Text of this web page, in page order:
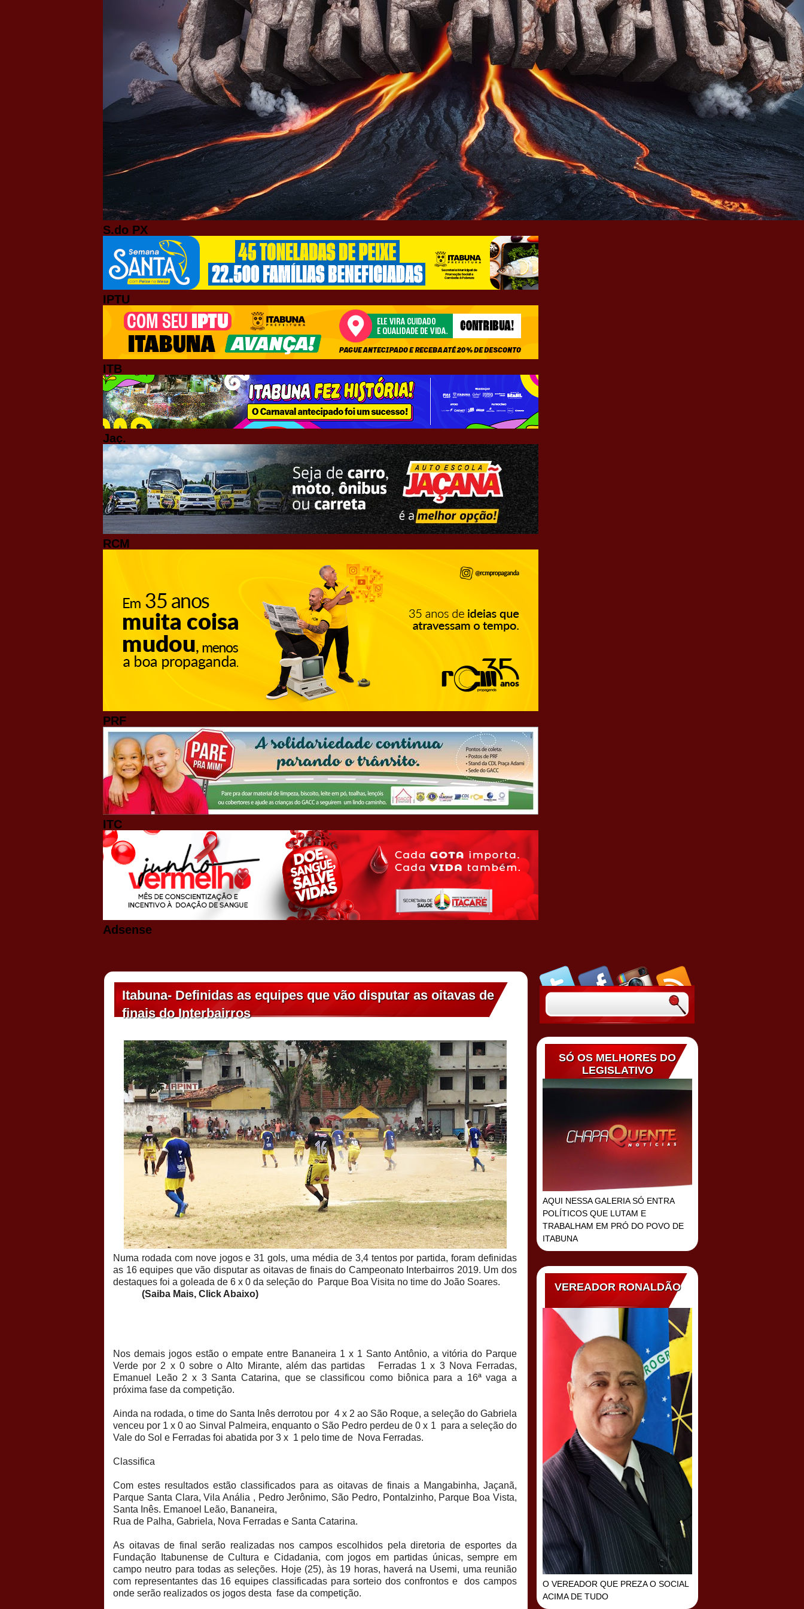
S.do PX
IPTU
ITB
Jaç.
RCM
PRF
ITC
Adsense
Itabuna- Definidas as equipes que vão disputar as oitavas de
finais do Interbairros
Numa rodada com nove jogos e 31 gols, uma média de 3,4 tentos por partida, foram definidas
as 16 equipes que vão disputar as oitavas de finais do Campeonato Interbairros 2019. Um dos
destaques foi a goleada de 6 x 0 da seleção do Parque Boa Visita no time do João Soares.
(Saiba Mais, Click Abaixo)
Nos demais jogos estão o empate entre Bananeira 1 x 1 Santo Antônio, a vitória do Parque
Verde por 2 x 0 sobre o Alto Mirante, além das partidas Ferradas 1 x 3 Nova Ferradas,
Emanuel Leão 2 x 3 Santa Catarina, que se classificou como biônica para a 16ª vaga a
próxima fase da competição.
Ainda na rodada, o time do Santa Inês derrotou por 4 x 2 ao São Roque, a seleção do Gabriela
venceu por 1 x 0 ao Sinval Palmeira, enquanto o São Pedro perdeu de 0 x 1 para a seleção do
Vale do Sol e Ferradas foi abatida por 3 x 1 pelo time de Nova Ferradas.
Classifica
Com estes resultados estão classificados para as oitavas de finais a Mangabinha, Jaçanã,
Parque Santa Clara, Vila Anália , Pedro Jerônimo, São Pedro, Pontalzinho, Parque Boa Vista,
Santa Inês. Emanoel Leão, Bananeira,
Rua de Palha, Gabriela, Nova Ferradas e Santa Catarina.
As oitavas de final serão realizadas nos campos escolhidos pela diretoria de esportes da
Fundação Itabunense de Cultura e Cidadania, com jogos em partidas únicas, sempre em
campo neutro para todas as seleções. Hoje (25), às 19 horas, haverá na Usemi, uma reunião
com representantes das 16 equipes classificadas para sorteio dos confrontos e dos campos
onde serão realizados os jogos desta fase da competição.
SÓ OS MELHORES DO
LEGISLATIVO
AQUI NESSA GALERIA SÓ ENTRA
POLÍTICOS QUE LUTAM E
TRABALHAM EM PRÓ DO POVO DE
ITABUNA
VEREADOR RONALDÃO
O VEREADOR QUE PREZA O SOCIAL
ACIMA DE TUDO